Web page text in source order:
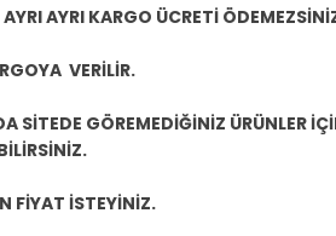
AYRI KARGO ÜCRETİ
VERİLİR.
SİTEDE GÖREMEDİĞİNİZ ÜRÜNLER
FİYAT İSTEYİNİZ.